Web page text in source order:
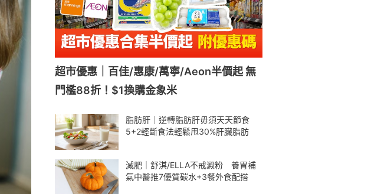
超市優惠｜百佳/惠康/萬寧/Aeon半價起 無
門檻88折！$1換購金象米
脂肪肝｜逆轉脂肪肝毋須天天節食
5+2輕斷食法輕鬆甩30%肝臟脂肪
減肥｜舒淇/ELLA不戒澱粉 養胃補
氣中醫推7優質碳水+3餐外食配搭